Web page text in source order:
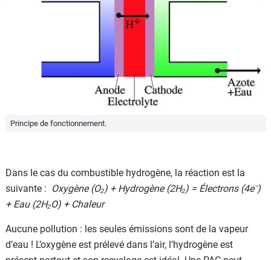
Principe de fonctionnement.
Dans le cas du combustible hydrogène, la réaction est la
suivante : Oxygène (O₂) + Hydrogène (2H₂) = Électrons (4e⁻)
+ Eau (2H₂O) + Chaleur
Aucune pollution : les seules émissions sont de la vapeur
d’eau ! L’oxygène est prélevé dans l’air, l’hydrogène est